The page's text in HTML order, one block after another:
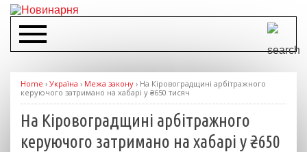
Home › Україна › Межа закону › На Кіровоградщині арбітражного
керуючого затримано на хабарі у ₴650 тисяч
На Кіровоградщині арбітражного
керуючого затримано на хабарі у ₴650